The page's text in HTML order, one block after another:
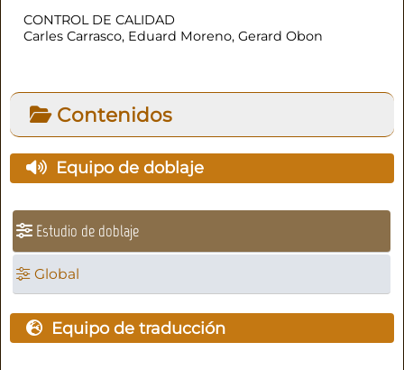
CONTROL DE CALIDAD
Carles Carrasco, Eduard Moreno, Gerard Obon
Contenidos
Equipo de doblaje
Estudio de doblaje
Global
Equipo de traducción